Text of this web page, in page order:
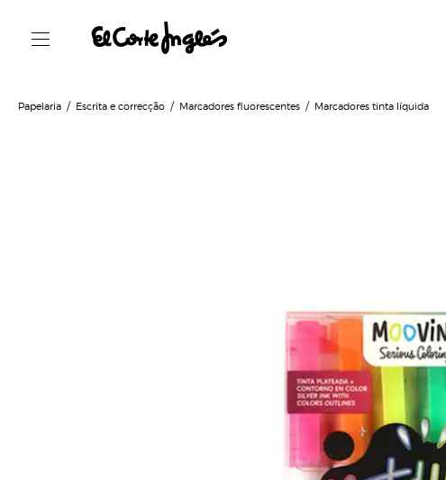
Papelaria Escrita e correcção Marcadores fluorescentes Marcadores tinta líquida